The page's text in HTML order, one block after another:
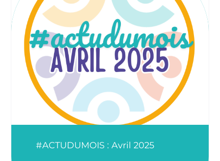
#ACTUDUMOIS : Avril 2025